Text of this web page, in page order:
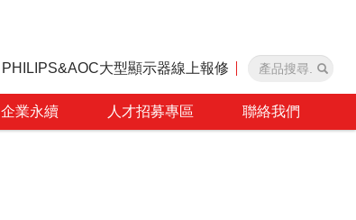
PHILIPS&AOC大型顯示器線上報修
企業永續 人才招募專區 聯絡我們